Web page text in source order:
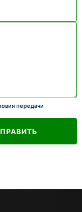
передачи